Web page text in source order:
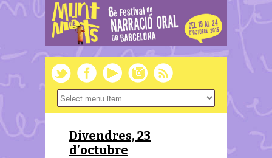
Divendres, 23
d’octubre